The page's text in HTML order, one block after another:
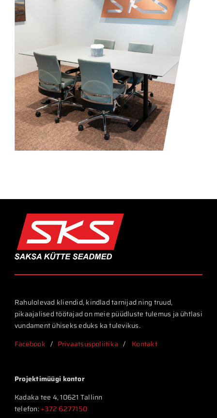
Rahulolevad kliendid, kindlad tarnijad ning truud,
pikaajalised töötajad on meie püüdluste tulemus ja ühtlasi
vundament ühiseks eduks ka tulevikus.
Facebook / Privaatsuspoliitika / Kontakt
Projektimüügi kontor
Kadaka tee 4, 10621 Tallinn
telefon:+372 6277150